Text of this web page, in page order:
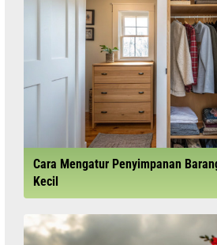
Cara Mengatur Penyimpanan
Kecil